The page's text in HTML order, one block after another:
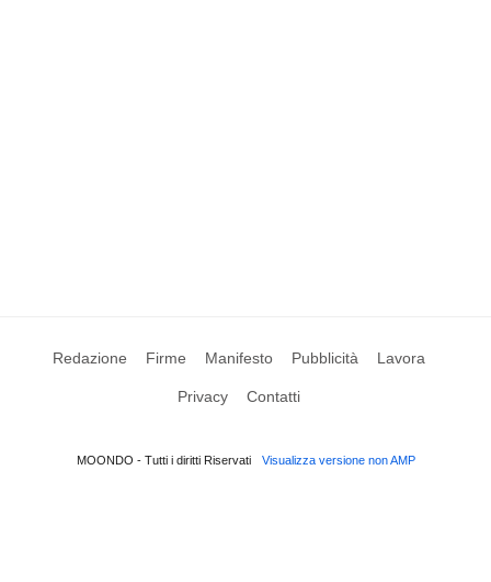
Redazione Firme Manifesto Pubblicità Lavora
Privacy Contatti
MOONDO - Tutti i diritti Riservati Visualizza versione non AMP